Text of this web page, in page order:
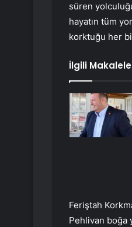
süren
hayatın tüm
korktuğu her
İlgili
Feriştah
Pehlivan boğa